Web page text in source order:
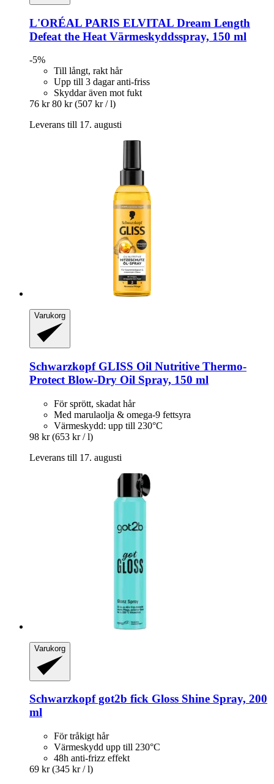
L'ORÉAL PARIS ELVITAL Dream Length
Defeat the Heat Värmeskyddsspray, 150 ml
-5%
Till långt, rakt hår
Upp till 3 dagar anti-friss
Skyddar även mot fukt
76 kr 80 kr (507 kr / l)
Leverans till 17. augusti
Varukorg
SchwarzkopfGLISS Oil Nutritive Thermo-​
Protect Blow-​Dry Oil Spray, 150 ml
För sprött, skadat hår
Med marulaolja & omega-9 fettsyra
Värmeskydd: upp till 230°C
98 kr (653 kr / l)
Leverans till 17. augusti
Varukorg
Schwarzkopfgot2b fick Gloss Shine Spray, 200
ml
För tråkigt hår
Värmeskydd upp till 230°C
48h anti-frizz effekt
69 kr (345 kr / l)